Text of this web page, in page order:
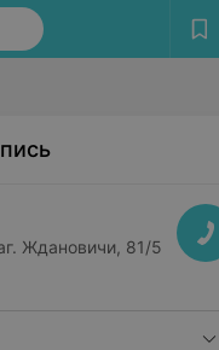
Ждановичи, 81/5